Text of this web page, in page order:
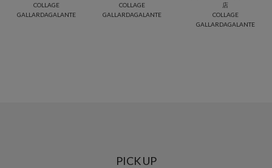
COLLAGE
GALLARDAGALANTE
COLLAGE
GALLARDAGALANTE
店
COLLAGE
GALLARDAGALANTE
PICK UP